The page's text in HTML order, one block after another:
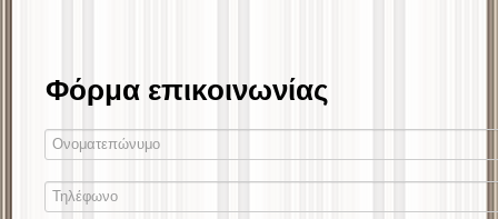
Φόρμα επικοινωνίας